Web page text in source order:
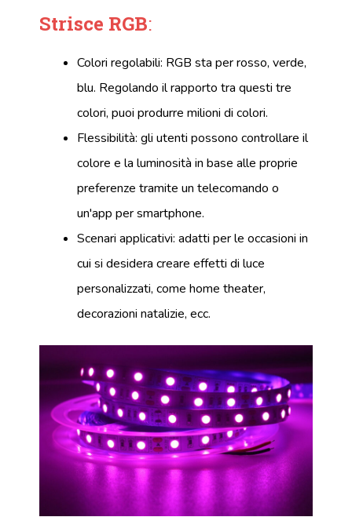
Strisce RGB:
Colori regolabili: RGB sta per rosso, verde,
blu. Regolando il rapporto tra questi tre
colori, puoi produrre milioni di colori.
Flessibilità: gli utenti possono controllare il
colore e la luminosità in base alle proprie
preferenze tramite un telecomando o
un'app per smartphone.
Scenari applicativi: adatti per le occasioni in
cui si desidera creare effetti di luce
personalizzati, come home theater,
decorazioni natalizie, ecc.